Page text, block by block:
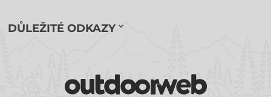
DŮLEŽITÉ ODKAZY